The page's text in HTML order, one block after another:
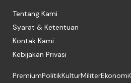
Tentang Kami
Syarat & Ketentuan
Kontak Kami
Kebijakan Privasi
PremiumPolitikKulturMiliterEkonomi